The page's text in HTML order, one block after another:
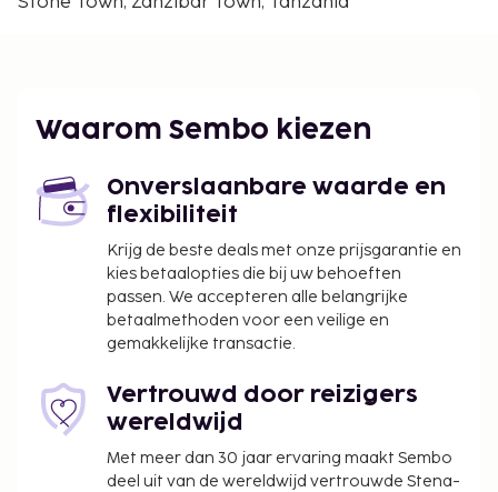
Tegen betaling kun je van een shuttleservice
van/naar de luchthaven (24 uur per dag
De volgende kosten dienen bij de accommodatie te
worden betaald. De kosten kunnen inclusief
toepasselijke belastingen zijn:
De stad heft de volgende belasting: USD 4.00
per persoon, per nacht.
accommodatie aan ons heeft doorgegeven.
Toeslag voor luchthavenshuttle: USD 15 per
persoon (enkele reis)
Toeslag luchthavenshuttle per kind: USD 1
Waarom Sembo kiezen
Onverslaanbare waarde en
flexibiliteit
Krijg de beste deals met onze prijsgarantie en
kies betaalopties die bij uw behoeften
passen. We accepteren alle belangrijke
betaalmethoden voor een veilige en
gemakkelijke transactie.
Vertrouwd door reizigers
wereldwijd
Met meer dan 30 jaar ervaring maakt Sembo
deel uit van de wereldwijd vertrouwde Stena-